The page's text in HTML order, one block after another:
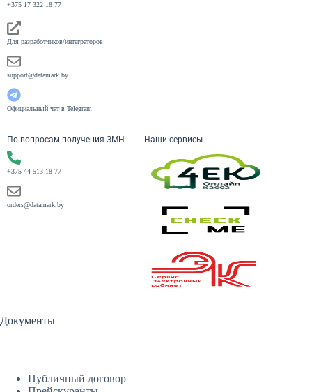
+375 17 322 18 77
Для разработчиков/интеграторов
support@datamark.by
Официальный чат в Telegram
По вопросам получения ЗМН
+375 44 513 18 77
orders@datamark.by
Наши сервисы
Документы
Публичный договор